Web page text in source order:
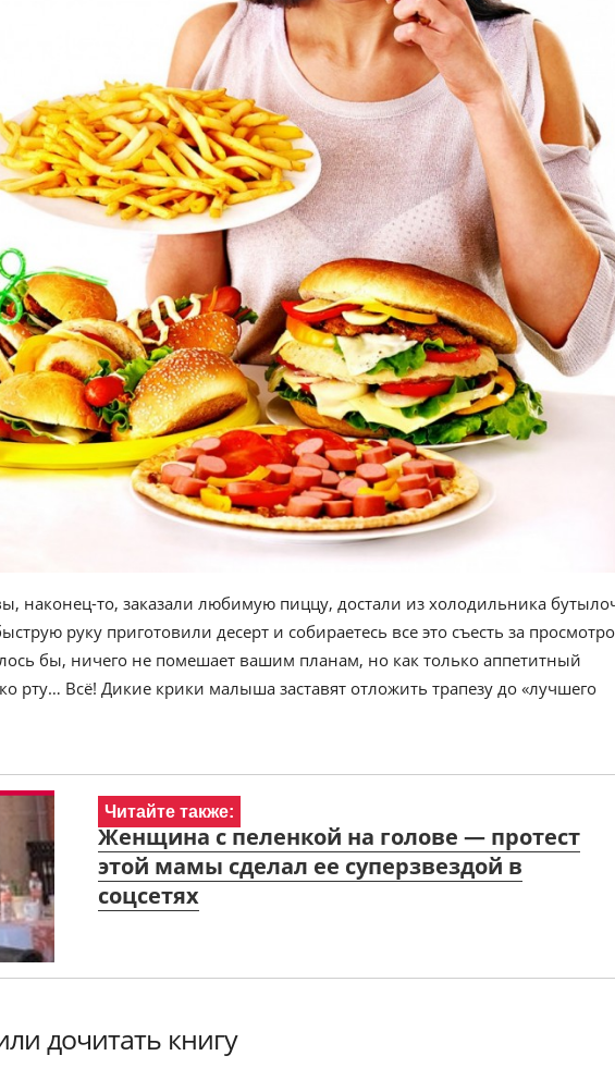
наконец-то, заказали любимую пиццу, достали из холодильника
руку приготовили десерт и собираетесь все это съесть за
бы, ничего не помешает вашим планам, но как только аппетитный
рту… Всё! Дикие крики малыша заставят отложить трапезу до «лучшего
Читайте также:
Женщина с пеленкой на голове — протест
этой мамы сделал ее суперзвездой в
соцсетях
дочитать книгу